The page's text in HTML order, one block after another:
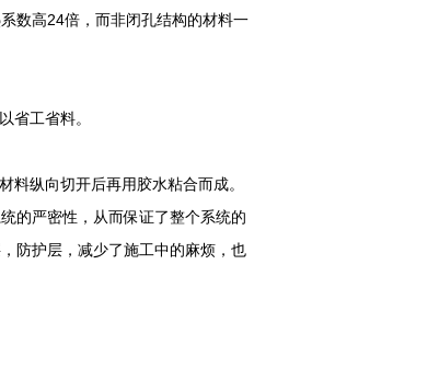
数高24倍，而非闭孔结构的材料一
省工省料。
纵向切开后再用胶水粘合而成。
的严密性，从而保证了整个系统的
防护层，减少了施工中的麻烦，也